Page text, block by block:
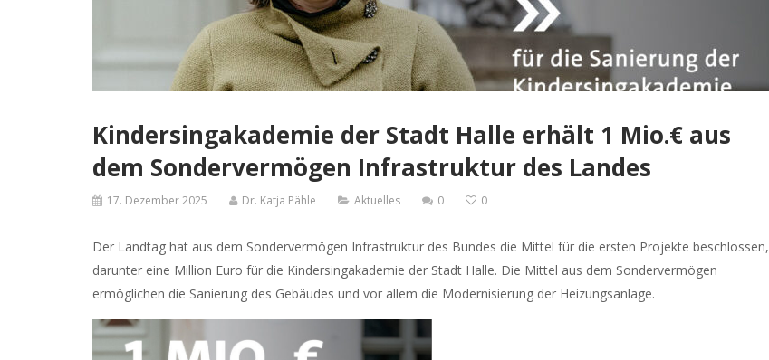
Kindersingakademie der Stadt Halle erhält 1 Mio.€ aus
dem Sondervermögen Infrastruktur des Landes
17. Dezember 2025 Dr. Katja Pähle Aktuelles 0 0
Der Landtag hat aus dem Sondervermögen Infrastruktur des Bundes die Mittel für die ersten Projekte beschlossen,
darunter eine Million Euro für die Kindersingakademie der Stadt Halle. Die Mittel aus dem Sondervermögen
ermöglichen die Sanierung des Gebäudes und vor allem die Modernisierung der Heizungsanlage.